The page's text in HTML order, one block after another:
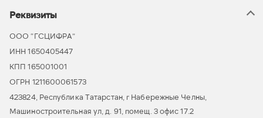
Реквизиты
ООО “ГСЦИФРА”
ИНН 1650405447
КПП 165001001
ОГРН 1211600061573
423824, Республика Татарстан, г Набережные Челны,
Машиностроительная ул, д. 91, помещ. 3 офис 17.2